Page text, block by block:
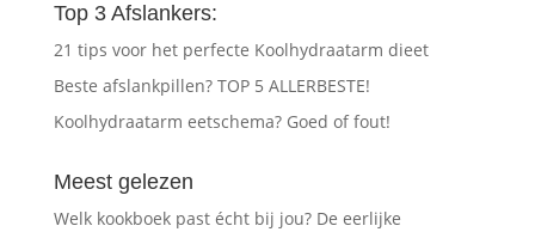
Top 3 Afslankers:
21 tips voor het perfecte Koolhydraatarm dieet
Beste afslankpillen? TOP 5 ALLERBESTE!
Koolhydraatarm eetschema? Goed of fout!
Meest gelezen
Welk kookboek past écht bij jou? De eerlijke